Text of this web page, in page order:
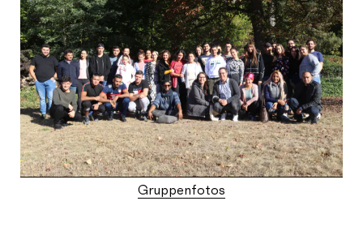
Gruppenfotos